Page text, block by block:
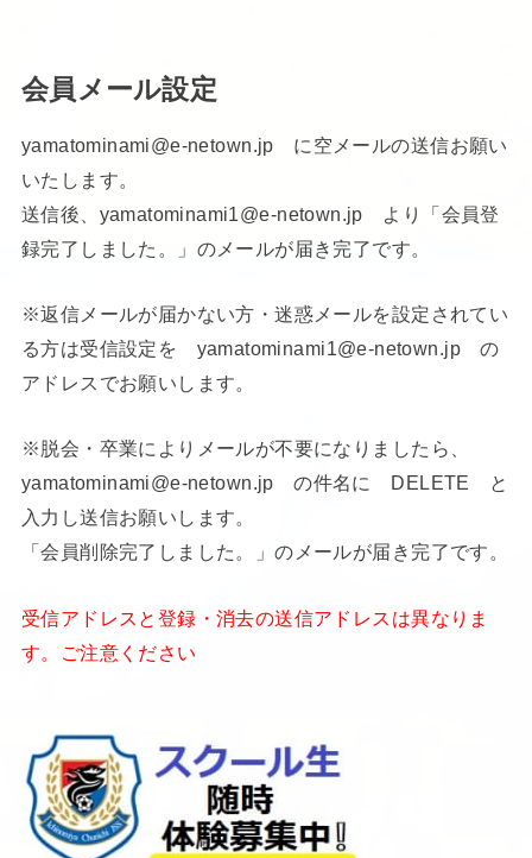
会員メール設定
yamatominami@e-netown.jp に空メールの送信お願い
いたします。
送信後、yamatominami1@e-netown.jp より「会員登
録完了しました。」のメールが届き完了です。
※返信メールが届かない方・迷惑メールを設定されてい
る方は受信設定を yamatominami1@e-netown.jp の
アドレスでお願いします。
※脱会・卒業によりメールが不要になりましたら、
yamatominami@e-netown.jp の件名に DELETE と
入力し送信お願いします。
「会員削除完了しました。」のメールが届き完了です。
受信アドレスと登録・消去の送信アドレスは異なりま
す。ご注意ください